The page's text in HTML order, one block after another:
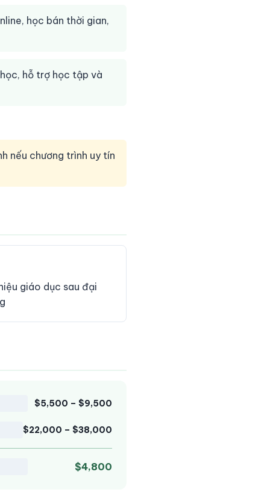
học bán thời gian,
hỗ trợ học tập và
nếu chương trình uy tín
giáo dục sau đại
$5,500 – $9,500
$22,000 – $38,000
$4,800